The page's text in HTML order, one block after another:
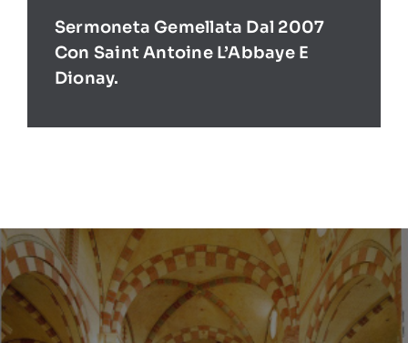
Sermoneta Gemellata Dal 2007
Con Saint Antoine L’Abbaye E
Dionay.